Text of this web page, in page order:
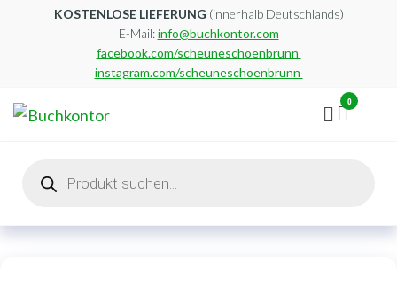
KOSTENLOSE LIEFERUNG (innerhalb Deutschlands)
E-Mail:info@buchkontor.com
facebook.com/scheuneschoenbrunn
instagram.com/scheuneschoenbrunn
0
search